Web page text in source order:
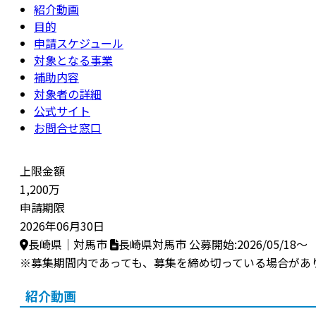
紹介動画
目的
申請スケジュール
対象となる事業
補助内容
対象者の詳細
公式サイト
お問合せ窓口
上限金額
1,200万
申請期限
2026年06月30日
長崎県｜対馬市
長崎県対馬市 公募開始:2026/05/18～
※募集期間内であっても、募集を締め切っている場合があ
紹介動画